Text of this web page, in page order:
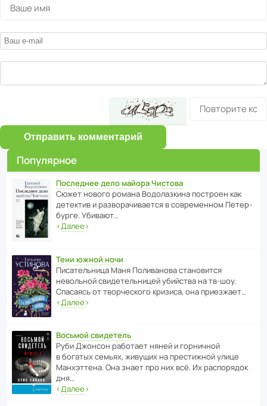
Отправить комментарий
Популярное
Последнее дело майора Чистова
Сюжет нового романа Водо­ла­з­кина пост­роен как
дете­ктив и разво­ра­чи­ва­ется в совре­менном Пете­р­
бурге. Убивают…
‹Далее›
Тени южной ночи
Писа­тель­ница Маня Поли­ва­нова стано­вится
невольной свиде­тель­ницей убийства на тв-шоу.
Спасаясь от твор­че­с­кого кризиса, она приезжает…
‹Далее›
Восьмой свидетель
Руби Джонсон рабо­тает няней и горни­чной
в богатых семьях, живущих на прес­ти­жной улице
Манх­эт­тена. Она знает про них всё. Их распо­рядок
дня…
‹Далее›